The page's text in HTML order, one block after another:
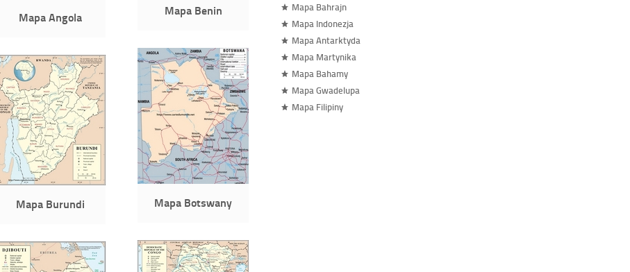
Mapa Angola Mapa Benin
Mapa Botswany
Mapa Burundi
Mapa Bahrajn
Mapa Indonezja
Mapa Antarktyda
Mapa Martynika
Mapa Bahamy
Mapa Gwadelupa
Mapa Filipiny